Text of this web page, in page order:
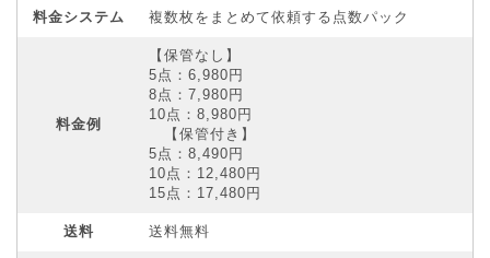
料金システム 複数枚をまとめて依頼する点数パック
料金例
【保管なし】
5点：6,980円
8点：7,980円
10点：8,980円
【保管付き】
5点：8,490円
10点：12,480円
15点：17,480円
送料 送料無料